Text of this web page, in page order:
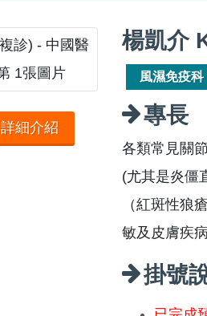
詳細介紹
楊凱介
風濕免疫科
專長
各類常見關
(尤其是炎僵
（紅斑性狼
敏及皮膚疾
掛號